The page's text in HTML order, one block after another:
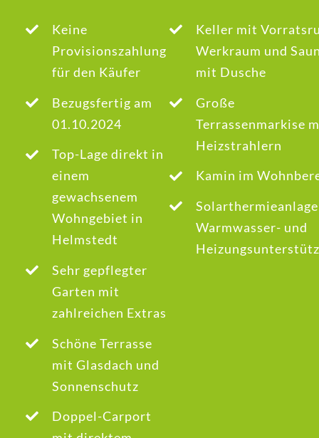
Keine
Provisionszahlung
für den Käufer
Bezugsfertig am
01.10.2024
Top-Lage direkt in
einem
gewachsenem
Wohngebiet in
Helmstedt
Sehr gepflegter
Garten mit
zahlreichen Extras
Schöne Terrasse
mit Glasdach und
Sonnenschutz
Doppel-Carport
Keller mit
Werkraum und
mit Dusche
Große
Terrassenmarkise
Heizstrahlern
Kamin im
Warmwasser- und